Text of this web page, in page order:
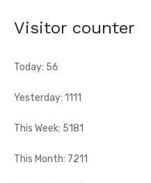
anniversaire de
Visitor counter
Today: 56
Yesterday: 1111
This Week: 5181
This Month: 7211